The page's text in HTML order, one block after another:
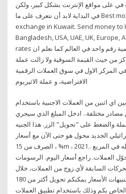
في على مواقع الإنترنت بشكل كبير، ولكن
في البداية لابد أن نتعرف على ما Best money transfer and currency
exchange in Kuwait. Send money to
Bangladesh, USA, UAE, UK, Europe,
rates هل تصبح الاثيريوم العملة الرقمية رقم واحد في العالم كما نعلم ان
من حيث القيمة السوقية ولا زالت عملة
المركز الاول في سوق العملات الرقمية
الافتراضية، و عملة الاثيريوم
اي اثنين من العملات الاجنبية باستخدام
مختلفة.. ادخل المبلغ الذي سيجري
والضغط على "تحويل" الزر. هذا الجنيه
الجديد محول هو حتى الآن مع أسعار
الصرف من 15 ، %m ، 2021.. أدخل المبلغ المطلوب تحويله في المربع
العملات. راجع أسعار اليوم. الرسومات
السابقة لأي زوج من العملات، خلال
فترة تصل إلى 10 سنوات. تنبيهات الأسعار يمكنكم تحويل أكثر من 180
عملة بواسطة جهاز ويندوز 8 الخاص بكم وذلك باستخدام تطبيق العملات